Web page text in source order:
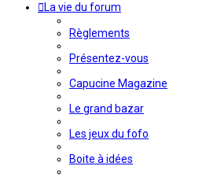
La vie du forum
Règlements
Présentez-vous
Capucine Magazine
Le grand bazar
Les jeux du fofo
Boite à idées